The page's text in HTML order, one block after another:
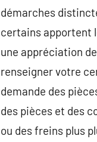
démarches
certains apportent
une appréciation
renseigner votre
demande des
des pièces et des
ou des freins plus